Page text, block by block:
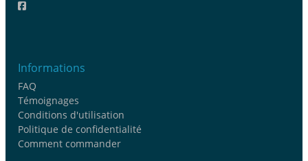
Informations
FAQ
Témoignages
Conditions d'utilisation
Politique de confidentialité
Comment commander